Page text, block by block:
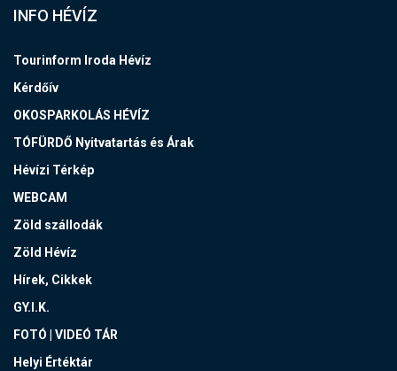
INFO HÉVÍZ
Tourinform Iroda Hévíz
Kérdőív
OKOSPARKOLÁS HÉVÍZ
TÓFÜRDŐ Nyitvatartás és Árak
Hévízi Térkép
WEBCAM
Zöld szállodák
Zöld Hévíz
Hírek, Cikkek
GY.I.K.
FOTÓ | VIDEÓ TÁR
Helyi Értéktár